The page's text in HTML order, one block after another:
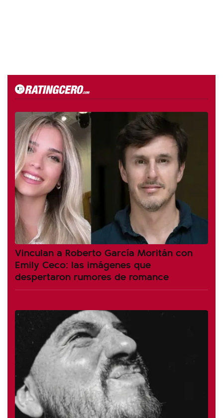
Vinculan a Roberto García Moritán con
Emily Ceco: las imágenes que
despertaron rumores de romance